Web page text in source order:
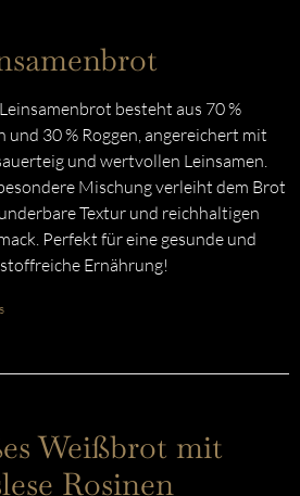
besteht aus 70 %
und 30 % Roggen, angereichert mit
und wertvollen Leinsamen.
Mischung verleiht dem Brot
Textur und reichhaltigen
Perfekt für eine gesunde und
Ernährung!
Weißbrot mit
Rosinen